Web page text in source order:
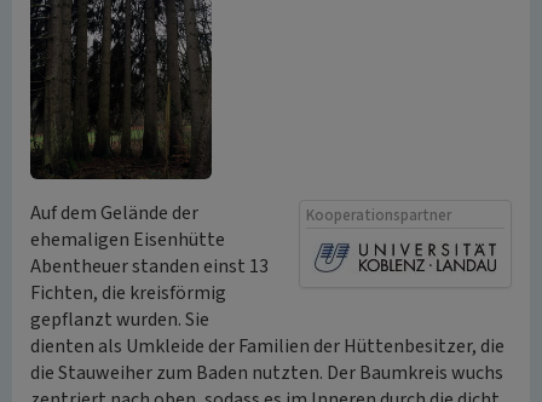
Kooperationspartner
Auf dem Gelände der
ehemaligen Eisenhütte
Abentheuer standen einst 13
Fichten, die kreisförmig
gepflanzt wurden. Sie
dienten als Umkleide der Familien der Hüttenbesitzer, die
die Stauweiher zum Baden nutzten. Der Baumkreis wuchs